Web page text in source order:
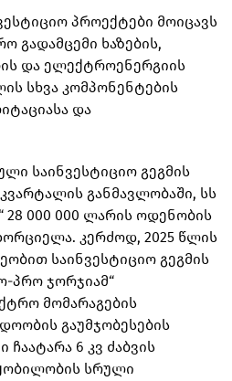
პროექტები მოიცავს
გადამცემი ხაზების,
და ელექტროენერგიის
სხვა კომპონენტების
და
საინვესტიციო გეგმის
განმავლობაში, სს
28 000 000 ლარის ოდენობის
კერძოდ, 2025 წლის
საინვესტიციო გეგმის
პრო ჯორჯიამ“
მომარაგების
გაუმჯობესების
ჩაატარა 6 კვ ძაბვის
სრული